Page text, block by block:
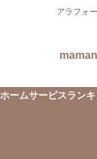
アラフォ
ホームサービスラン